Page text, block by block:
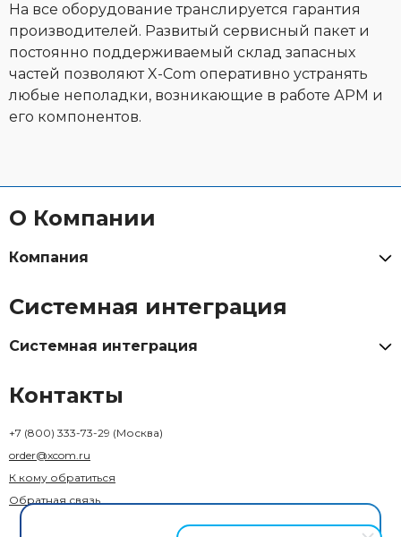
На все оборудование транслируется гарантия
производителей. Развитый сервисный пакет и
постоянно поддерживаемый склад запасных
частей позволяют X-Com оперативно устранять
любые неполадки, возникающие в работе АРМ и
его компонентов.
О Компании
Компания
Системная интеграция
Системная интеграция
Контакты
+7 (800) 333-73-29 (Москва)
order@xcom.ru
К кому обратиться
Обратная связь